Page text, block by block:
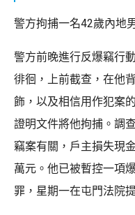
警方拘捕一名42歲內地
警方前晚進行反爆竊行
徘徊，上前截查，在他
飾，以及相信用作犯案
證明文件將他拘捕。調
竊案有關，戶主損失現
萬元。他已被暫控一項
罪，星期一在屯門法院